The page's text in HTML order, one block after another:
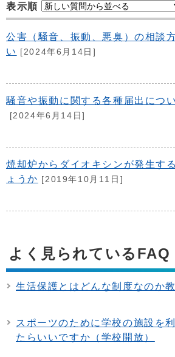
表示順
公害（騒音、振動、悪臭）の相談
い [2024年6月14日]
騒音や振動に関する各種届出につ
[2024年6月14日]
焼却炉からダイオキシンが発生す
ょうか [2019年10月11日]
よく見られているFAQ
生活保護とはどんな制度なのか
スポーツのために学校の施設を
たらいいですか（学校開放）